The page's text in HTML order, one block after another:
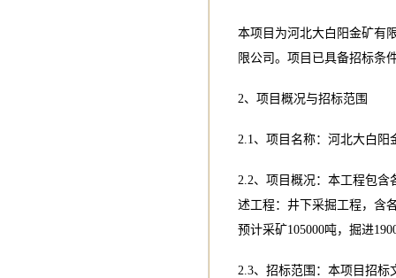
本项目为河北大白阳金矿有
限公司。项目已具备招标条
2、项目概况与招标范围
2.1、项目名称：河北大白阳
2.2、项目概况：本工程包
述工程：井下采掘工程，含
预计采矿105000吨，掘进
2.3、招标范围：本项目招